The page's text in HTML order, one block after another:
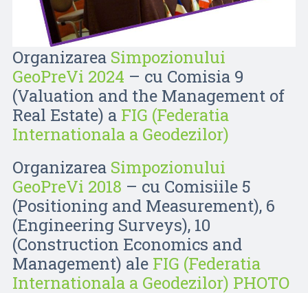
Organizarea Simpozionului
GeoPreVi 2024 – cu Comisia 9
(Valuation and the Management of
Real Estate) a FIG (Federatia
Internationala a Geodezilor)
Organizarea Simpozionului
GeoPreVi 2018 – cu Comisiile 5
(Positioning and Measurement), 6
(Engineering Surveys), 10
(Construction Economics and
Management) ale FIG (Federatia
Internationala a Geodezilor) PHOTO